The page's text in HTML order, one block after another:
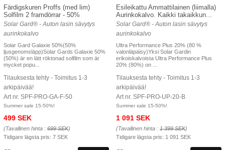
Färdigskuren Proffs (med lim)
Solfilm 2 framdörrar - 50%
Solar Gard® - Auton lasin sävytys
aurinkokalvo
Solar Gard Galaxie 50%(50%
ljusgenomsläpp)Solar Gards Galaxie 50%
(50%) är en lätt röktonad solfilm som är
mycket popu...
Tilauksesta tehty - Toimitus 1-3
arkipäivää!
Art nr. SPF-PRO-GA-F-50
Summer sale 15-50%!
499 SEK
(Tavallinen hinta : 699 SEK)
Tidigare lägsta pris: 7 SEK
Esileikattu Ammattilainen (liimalla)
Aurinkokalvo. Kaikki takaikkun...
Solar Gard® - Auton lasin sävytys
aurinkokalvo
Ultra Performance Plus 20% (80 %
valonläpäisy)Yksi Solar Gardin
erikoiskalvoista Ultra Performance Plus
20% (80%) on ...
Tilauksesta tehty - Toimitus 1-3
arkipäivää!
Art nr. SPF-PRO-UP-20-B
Summer sale 15-50%!
1 091 SEK
(Tavallinen hinta : 1 399 SEK)
Tidigare lägsta pris: 1 091 SEK